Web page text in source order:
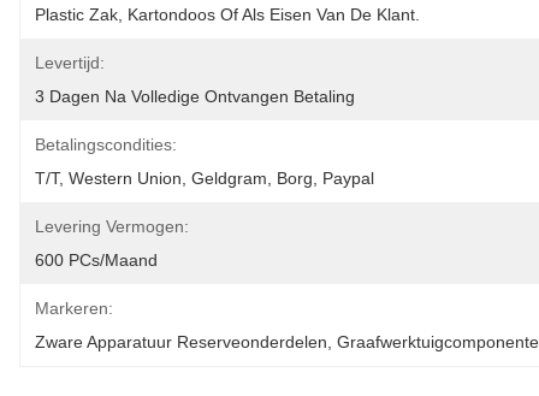
Plastic Zak, Kartondoos Of Als Eisen Van De Klant.
Levertijd:
3 Dagen Na Volledige Ontvangen Betaling
Betalingscondities:
T/T, Western Union, Geldgram, Borg, Paypal
Levering Vermogen:
600 PCs/maand
Markeren:
Zware Apparatuur Reserveonderdelen